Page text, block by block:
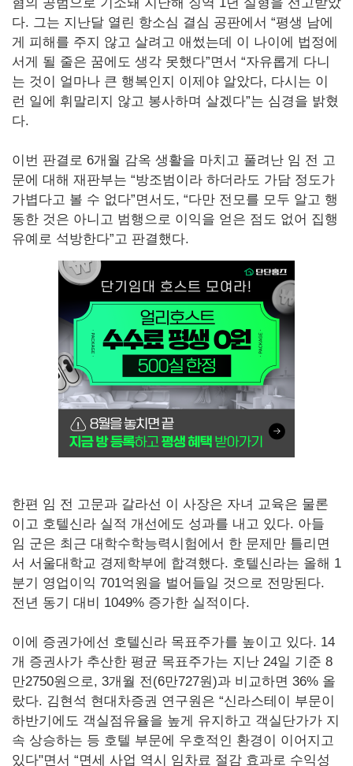
다. 그는 지난달 열린 항소심 결심 공판에서 “평생 남에
게 피해를 주지 않고 살려고 애썼는데 이 나이에 법정에
서게 될 줄은 꿈에도 생각 못했다”면서 “자유롭게 다니
는 것이 얼마나 큰 행복인지 이제야 알았다, 다시는 이
런 일에 휘말리지 않고 봉사하며 살겠다”는 심경을 밝혔
다.
이번 판결로 6개월 감옥 생활을 마치고 풀려난 임 전 고
문에 대해 재판부는 “방조범이라 하더라도 가담 정도가
가볍다고 볼 수 없다”면서도, “다만 전모를 모두 알고 행
동한 것은 아니고 범행으로 이익을 얻은 점도 없어 집행
유예로 석방한다”고 판결했다.
한편 임 전 고문과 갈라선 이 사장은 자녀 교육은 물론
이고 호텔신라 실적 개선에도 성과를 내고 있다. 아들
임 군은 최근 대학수학능력시험에서 한 문제만 틀리면
서 서울대학교 경제학부에 합격했다. 호텔신라는 올해 1
분기 영업이익 701억원을 벌어들일 것으로 전망된다.
전년 동기 대비 1049% 증가한 실적이다.
이에 증권가에선 호텔신라 목표주가를 높이고 있다. 14
개 증권사가 추산한 평균 목표주가는 지난 24일 기준 8
만2750원으로, 3개월 전(6만727원)과 비교하면 36% 올
랐다. 김현석 현대차증권 연구원은 “신라스테이 부문이
하반기에도 객실점유율을 높게 유지하고 객실단가가 지
속 상승하는 등 호텔 부문에 우호적인 환경이 이어지고
있다"면서 “면세 사업 역시 임차료 절감 효과로 수익성